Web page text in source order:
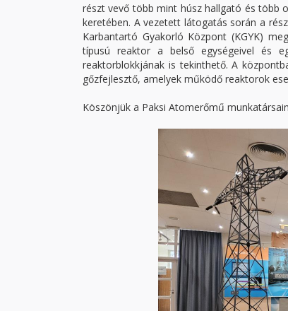
részt vevő több mint húsz hallgató és több
keretében. A vezetett látogatás során a
Karbantartó Gyakorló Központ (KGYK)
típusú reaktor a belső egységeivel és
reaktorblokkjának is tekinthető. A
gőzfejlesztő, amelyek működő reaktorok
Köszönjük a Paksi Atomerőmű